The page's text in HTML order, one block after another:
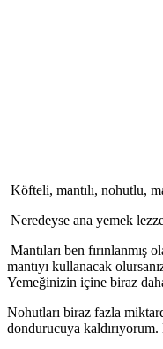
Köfteli, mantılı, nohutlu,
Neredeyse ana yemek
Mantıları ben fırınlanmış
mantıyı kullanacak
Yemeğinizin içine biraz
Nohutları biraz fazla
dondurucuya